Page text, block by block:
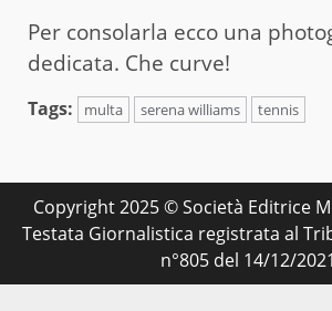
Per consolarla ecco una
dedicata. Che curve!
Tags: multa serena williams tennis
Copyright 2025 © Società Editrice
Testata Giornalistica registrata al
n°805 del 14/12/2021